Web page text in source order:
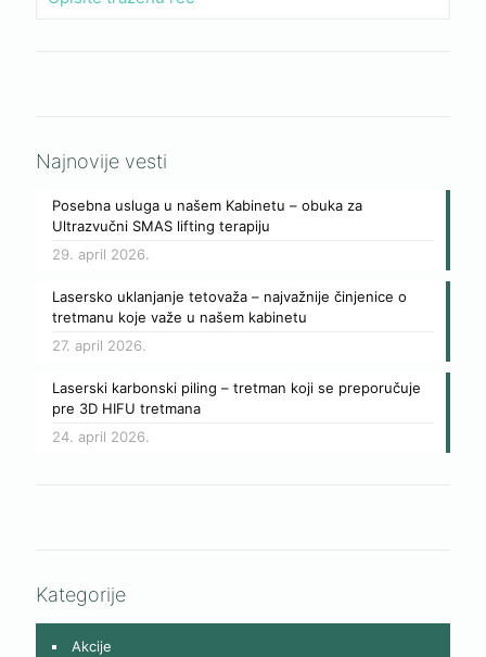
Najnovije vesti
Posebna usluga u našem Kabinetu – obuka za
Ultrazvučni SMAS lifting terapiju
29. april 2026.
Lasersko uklanjanje tetovaža – najvažnije činjenice o
tretmanu koje važe u našem kabinetu
27. april 2026.
Laserski karbonski piling – tretman koji se preporučuje
pre 3D HIFU tretmana
24. april 2026.
Kategorije
Akcije